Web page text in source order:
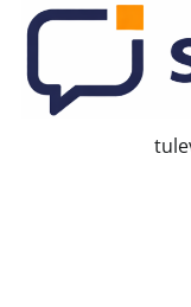
Skip
content